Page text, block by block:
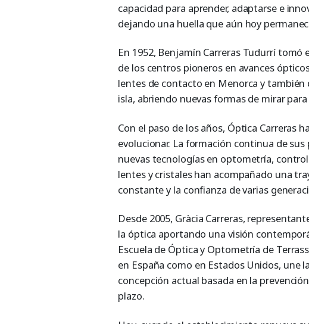
capacidad para aprender, adaptarse e
dejando una huella que aún hoy
En 1952, Benjamín Carreras Tudurrí
de los centros pioneros en avances
lentes de contacto en Menorca y
isla, abriendo nuevas formas de mirar
Con el paso de los años, Óptica Carreras
evolucionar. La formación continua de
nuevas tecnologías en optometría,
lentes y cristales han acompañado una
constante y la confianza de varias
Desde 2005, Gràcia Carreras,
la óptica aportando una visión
Escuela de Óptica y Optometría de
en España como en Estados Unidos, une
concepción actual basada en la
plazo.